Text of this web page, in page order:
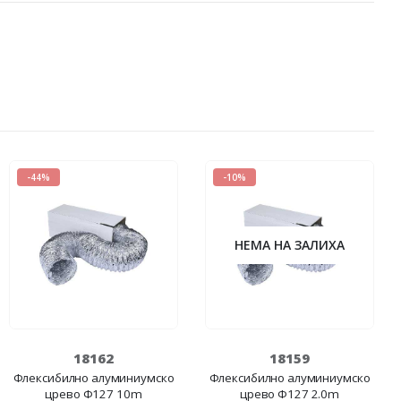
-44%
18162
Флексибилно алуминиумско
црево Ф127 10m
-10%
НЕМА НА ЗАЛИХА
18159
Флексибилно алуминиумско
црево Ф127 2.0m